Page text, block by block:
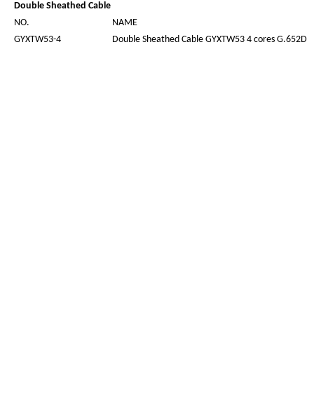
Double Sheathed Cable
NO.
NAME
GYXTW53-4
Double Sheathed Cable GYXTW53 4 cores G.652D